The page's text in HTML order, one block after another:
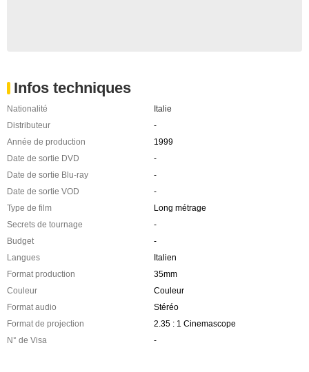
Infos techniques
Nationalité
Italie
Distributeur
-
Année de production
1999
Date de sortie DVD
-
Date de sortie Blu-ray
-
Date de sortie VOD
-
Type de film
Long métrage
Secrets de tournage
-
Budget
-
Langues
Italien
Format production
35mm
Couleur
Couleur
Format audio
Stéréo
Format de projection
2.35 : 1 Cinemascope
N° de Visa
-